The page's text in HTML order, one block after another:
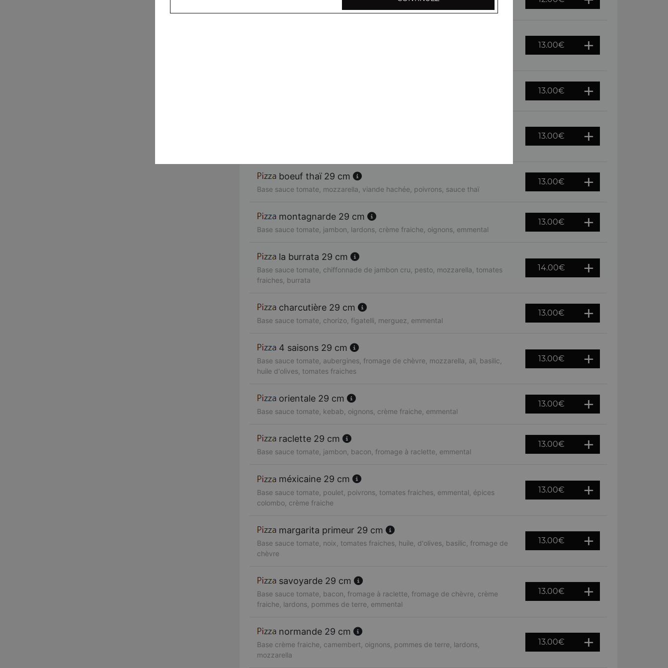
13.00€
13.00€
13.00€
boeuf thaï 29 cm
Base sauce tomate, mozzarella, viande hachée, poivrons, sauce thaï
13.00€
montagnarde 29 cm
Base sauce tomate, jambon, lardons, crème fraiche, oignons, emmental
13.00€
la burrata 29 cm
Base sauce tomate, chiffonnade de jambon cru, pesto, mozzarella, tomates
fraiches, burrata
14.00€
charcutière 29 cm
Base sauce tomate, chorizo, figatelli, merguez, emmental
13.00€
4 saisons 29 cm
Base sauce tomate, aubergines, fromage de chèvre, mozzarella, ail, basilic,
huile d'olives, tomates fraiches
13.00€
orientale 29 cm
Base sauce tomate, kebab, oignons, crème fraiche, emmental
13.00€
raclette 29 cm
Base sauce tomate, jambon, bacon, fromage à raclette, emmental
13.00€
méxicaine 29 cm
Base sauce tomate, poulet, poivrons, tomates fraiches, emmental, épices
colombo, crème fraiche
13.00€
margarita primeur 29 cm
Base sauce tomate, noix, tomates fraiches, huile, d'olives, basilic, fromage de
chèvre
13.00€
savoyarde 29 cm
Base sauce tomate, bacon, fromage à raclette, fromage de chèvre, crème
fraiche, lardons, pommes de terre, emmental
13.00€
normande 29 cm
Base crème fraiche, camembert, oignons, pommes de terre, lardons,
mozzarella
13.00€